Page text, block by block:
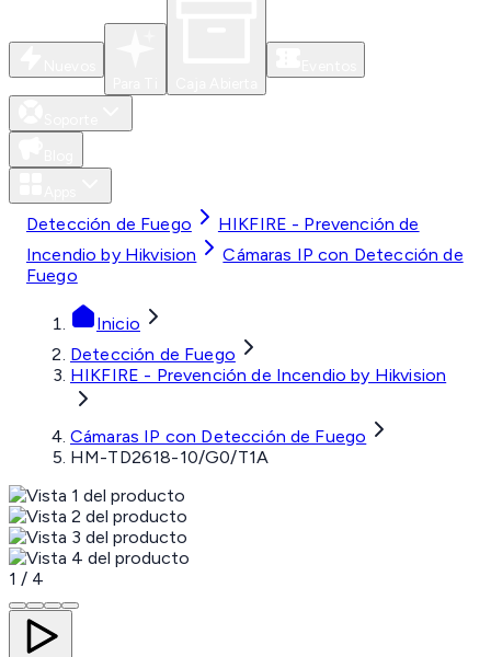
Detección de Fuego
HIKFIRE - Prevención de
Incendio by Hikvision
Cámaras IP con Detección de
Fuego
Inicio
Detección de Fuego
HIKFIRE - Prevención de Incendio by Hikvision
Cámaras IP con Detección de Fuego
HM-TD2618-10/G0/T1A
1 / 4